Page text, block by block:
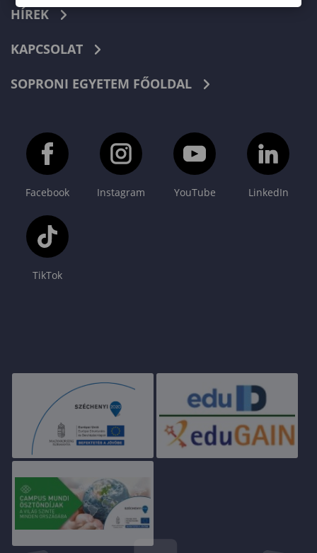
HÍREK
KAPCSOLAT
SOPRONI EGYETEM FŐOLDAL
Facebook Instagram YouTube LinkedIn
TikTok